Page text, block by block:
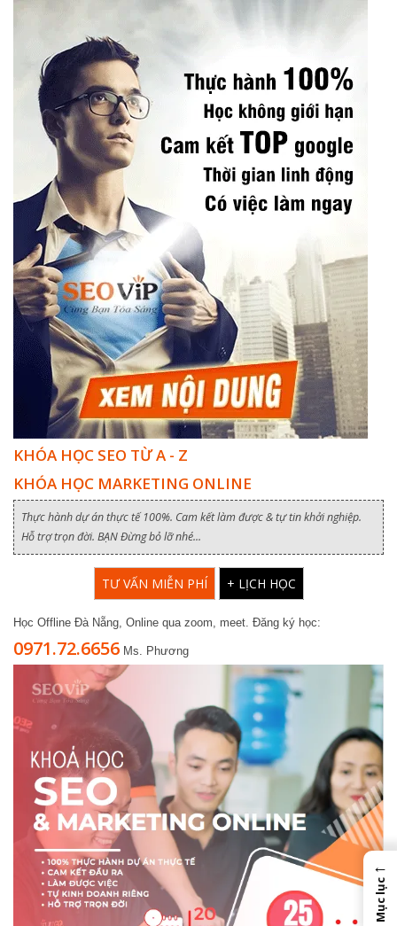
KHÓA HỌC SEO TỪ A - Z
KHÓA HỌC MARKETING ONLINE
Thực hành dự án thực tế 100%. Cam kết làm được & tự tin khởi nghiệp.
Hỗ trợ trọn đời. BẠN Đừng bỏ lỡ nhé...
TƯ VẤN MIỄN PHÍ + LỊCH HỌC
Học Offline Đà Nẵng, Online qua zoom, meet. Đăng ký học:
0971.72.6656 Ms. Phương
←
Mục lục